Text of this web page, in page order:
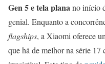
Gen 5 e tela planano início
genial. Enquanto a
flagships, a Xiaomi oferece
que há de melhor na série